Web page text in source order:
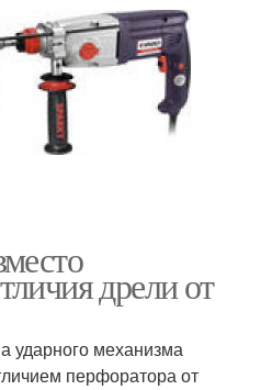
дрели от
ударного механизма
перфоратора от